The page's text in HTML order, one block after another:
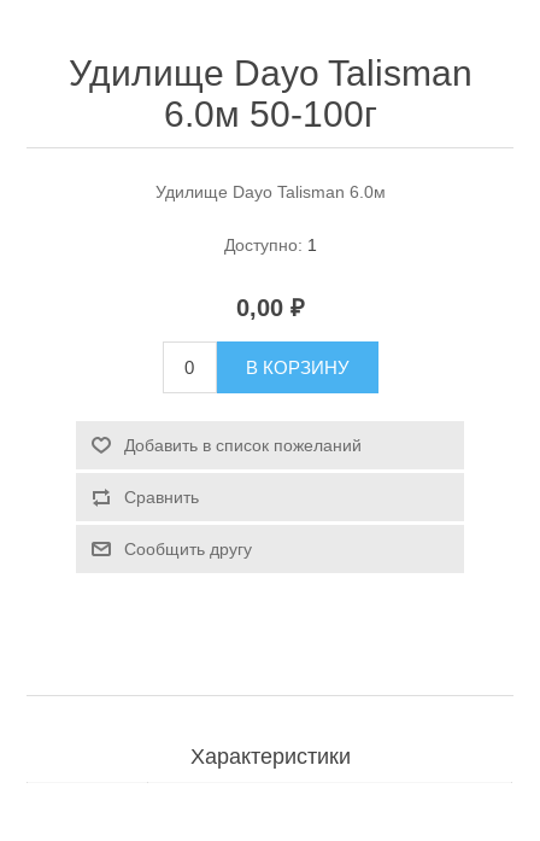
Одежда/Обувь
Удилище Dayo Talisman
6.0м 50-100г
Удилище Dayo Talisman 6.0м
Доступно: 1
0,00 ₽
В КОРЗИНУ
Добавить в список пожеланий
Сравнить
Сообщить другу
Характеристики